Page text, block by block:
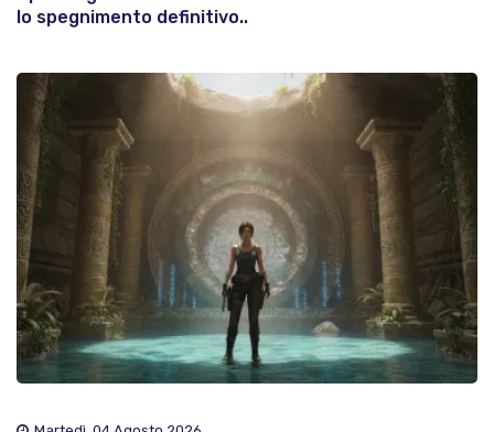
lo spegnimento definitivo..